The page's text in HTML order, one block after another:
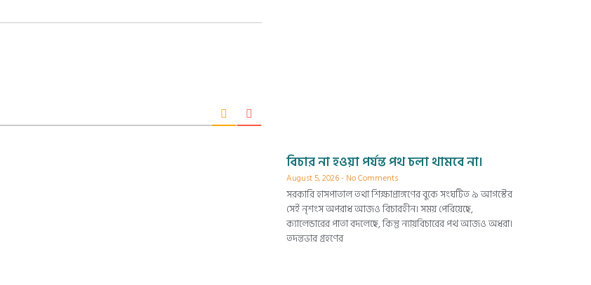
বিচার না হওয়া পর্যন্ত পথ চলা থামবে না।
August 5, 2026 No Comments
সরকারি হাসপাতাল তথা শিক্ষাপ্রাঙ্গণের বুকে সংঘটিত ৯ আগস্টের
সেই নৃশংস অপরাধ আজও বিচারহীন। সময় পেরিয়েছে,
ক্যালেন্ডারের পাতা বদলেছে, কিন্তু ন্যায়বিচারের পথ আজও অধরা।
তদন্তভার গ্রহণের